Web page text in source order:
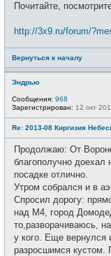
Почитайте,
http://3x9.ru/forum/
Вернуться к началу
Эндрью
Сообщения: 968
Зарегистрирован: 12 окт
Re: 2013-08 Киргизия
Продолжаю: От
благополучно доехал
посадке отлично.
Утром собрался и в
Спросил дорогу:
над М4, город
то,разворачиваюсь,
у кого. Еще вернулся
разросшимся кустом.